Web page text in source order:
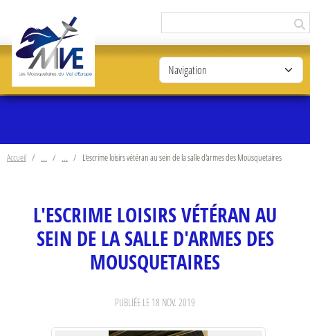
Accueil L'escrime loisirs vétéran au sein de la salle d'armes des Mousquetaires
L'ESCRIME LOISIRS VÉTÉRAN AU
SEIN DE LA SALLE D'ARMES DES
MOUSQUETAIRES
PUBLIÉE LE 18 NOV. 2019